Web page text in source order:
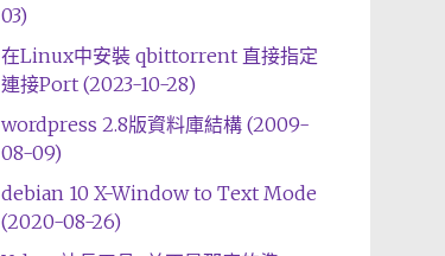
03)
在Linux中安裝 qbittorrent 直接指定
連接Port (2023-10-28)
wordpress 2.8版資料庫結構 (2009-
08-09)
debian 10 X-Window to Text Mode
(2020-08-26)